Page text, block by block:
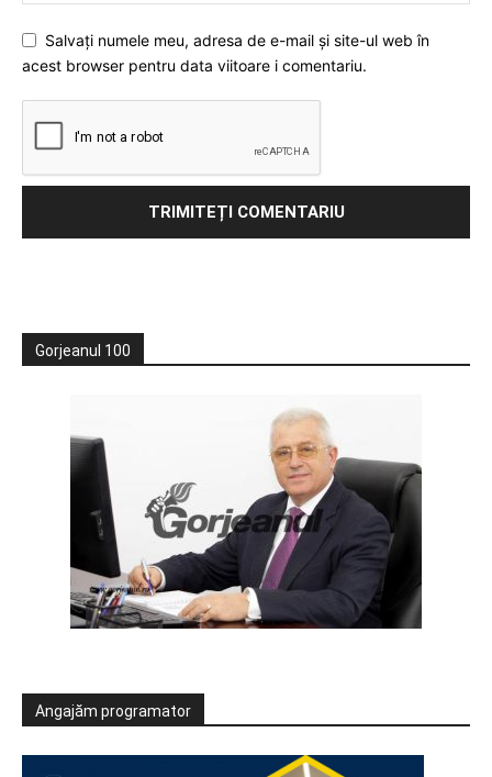
Salvați numele meu, adresa de e-mail și site-ul web în
acest browser pentru data viitoare i comentariu.
Gorjeanul 100
Angajăm programator